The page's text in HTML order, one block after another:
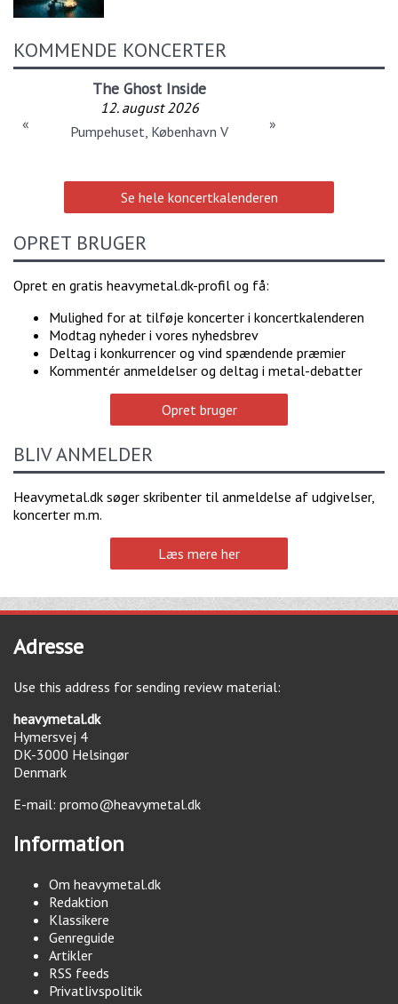
KOMMENDE KONCERTER
The Ghost Inside
12. august 2026
Pumpehuset, København V
« »
Se hele koncertkalenderen
OPRET BRUGER
Opret en gratis heavymetal.dk-profil og få:
Mulighed for at tilføje koncerter i koncertkalenderen
Modtag nyheder i vores nyhedsbrev
Deltag i konkurrencer og vind spændende præmier
Kommentér anmeldelser og deltag i metal-debatter
Opret bruger
BLIV ANMELDER
Heavymetal.dk søger skribenter til anmeldelse af udgivelser,
koncerter m.m.
Læs mere her
Adresse
Use this address for sending review material:
heavymetal.dk
Hymersvej 4
DK-3000 Helsingør
Denmark
E-mail: promo@heavymetal.dk
Information
Om heavymetal.dk
Redaktion
Klassikere
Genreguide
Artikler
RSS feeds
Privatlivspolitik